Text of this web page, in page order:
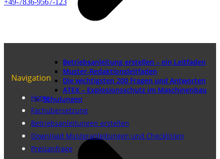
Betriebsanleitung erstellen – ein Leitfaden
Muster-Redaktionsleitfaden
Die wichtigsten 200 Fragen und Antworten
ATEX – Explosionsschutz im Maschinenbau
Schulungen
Navigation
Home
Fachübersetzung
Betriebsanleitungen erstellen
Download Musteranleitungen und Checklisten
Preisanfrage